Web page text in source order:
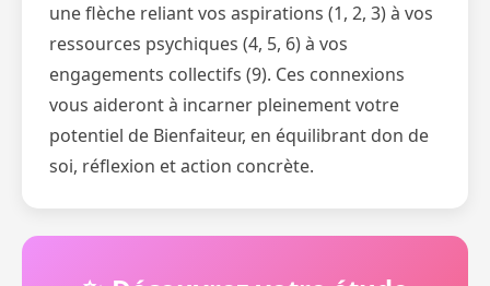
une flèche reliant vos aspirations (1, 2, 3) à vos
ressources psychiques (4, 5, 6) à vos
engagements collectifs (9). Ces connexions
vous aideront à incarner pleinement votre
potentiel de Bienfaiteur, en équilibrant don de
soi, réflexion et action concrète.